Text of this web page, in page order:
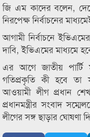
জি এম কাদের বলেন,
নিরপেক্ষ নির্বাচনের
আগামী নির্বাচনে
দাবি, ইভিএমের মাধ্যমে
এর আগে জাতীয় পার্টি
গতিপ্রকৃতি কী হবে তা
আওয়ামী লীগ প্রধান
প্রধানমন্ত্রীর সংবাদ
লীগের সঙ্গ ছাড়ার ঘোষণা